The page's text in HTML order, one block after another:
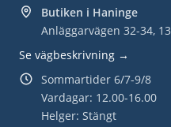
Butiken i Haninge
Anläggarvägen 32-34,
Se vägbeskrivning →
Sommartider 6/7-9/8
Vardagar: 12.00-16.00
Helger: Stängt